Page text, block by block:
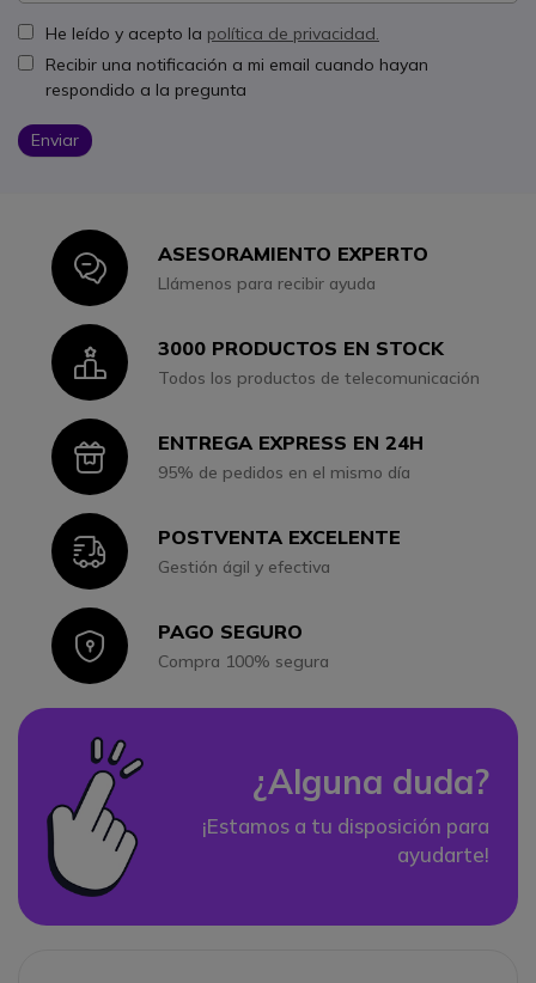
He leído y acepto la política de privacidad.
Recibir una notificación a mi email cuando hayan
respondido a la pregunta
Enviar
IconASESORAMIENTO EXPERTO
Llámenos para recibir ayuda
Icon3000 PRODUCTOS EN STOCK
Todos los productos de telecomunicación
IconENTREGA EXPRESS EN 24H
95% de pedidos en el mismo día
IconPOSTVENTA EXCELENTE
Gestión ágil y efectiva
IconPAGO SEGURO
Compra 100% segura
¿Alguna duda?
¡Estamos a tu disposición para
ayudarte!